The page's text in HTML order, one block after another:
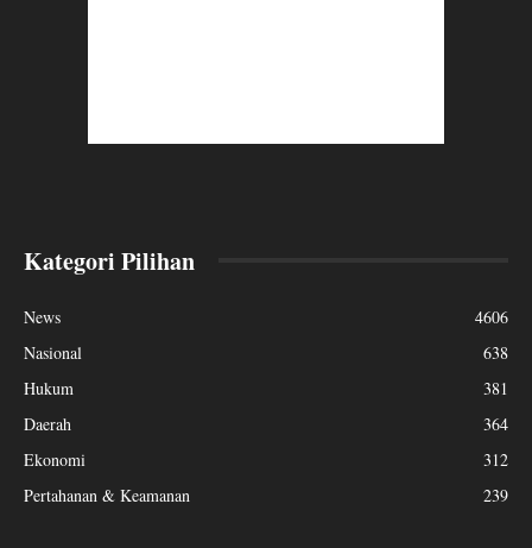
Kategori Pilihan
News
4606
Nasional
638
Hukum
381
Daerah
364
Ekonomi
312
Pertahanan & Keamanan
239